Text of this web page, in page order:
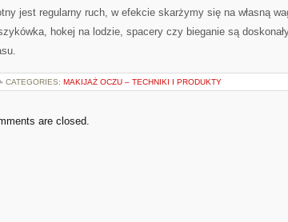
jest regularny ruch, w efekcie skarżymy się na własną
hokej na lodzie, spacery czy bieganie są
CATEGORIES: MAKIJAŻ OCZU – TECHNIKI I PRODUKTY
are closed.